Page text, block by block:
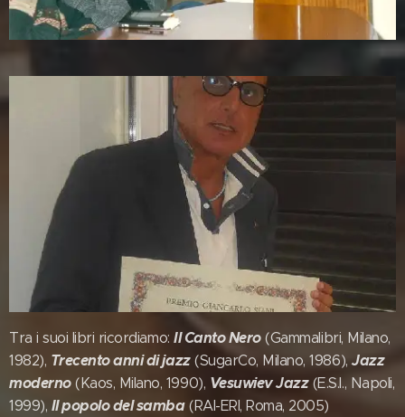
Tra i suoi libri ricordiamo:Il Canto Nero(Gammalibri, Milano,
1982), Trecento anni di jazz(SugarCo, Milano, 1986),Jazz
moderno(Kaos, Milano, 1990), Vesuwiev Jazz(E.S.I., Napoli,
1999), Il popolo del samba(RAI-ERI, Roma, 2005)